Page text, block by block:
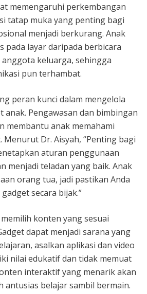
memengaruhi perkembangan
tatap muka yang penting bagi
menjadi berkurang. Anak
pada layar daripada berbicara
keluarga, sehingga
pun terhambat.
peran kunci dalam mengelola
anak. Pengawasan dan bimbingan
membantu anak memahami
Menurut Dr. Aisyah, “Penting bagi
aturan penggunaan
menjadi teladan yang baik. Anak
orang tua, jadi pastikan Anda
secara bijak.”
konten yang sesuai
dapat menjadi sarana yang
asalkan aplikasi dan video
nilai edukatif dan tidak memuat
interaktif yang menarik akan
antusias belajar sambil bermain.